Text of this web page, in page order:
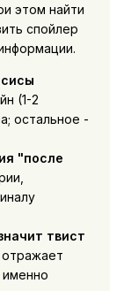
этом найти
спойлер
(1-2
остальное -
"после
твист